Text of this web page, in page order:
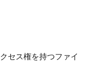
セス権を持つファイ